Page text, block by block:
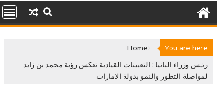
You are here
Home
رئيس وزراء البانيا : التعيينات القيادية تعكس رؤية محمد بن زايد
لمواصلة التطور والنمو بدولة الامارات